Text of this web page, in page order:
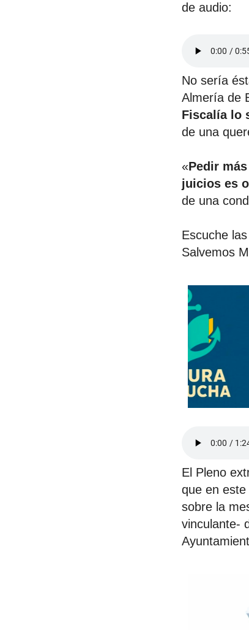
de audio:
No sería
Almería de
Fiscalía lo
de una
«Pedir
juicios es
de una
Escuche
Salvemos
El Pleno
que en
sobre la
vinculante-